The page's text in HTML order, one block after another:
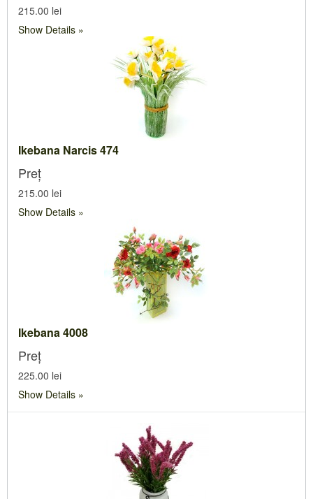
215.00 lei
Show Details
Ikebana Narcis 474
Preț
215.00 lei
Show Details
Ikebana 4008
Preț
225.00 lei
Show Details